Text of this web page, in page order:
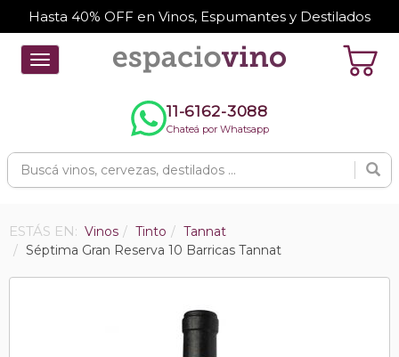
Hasta 40% OFF en Vinos, Espumantes y Destilados
Toggle
navigation
11-6162-3088
Chateá por Whatsapp
ESTÁS EN: Vinos Tinto
Tannat
Séptima Gran Reserva 10 Barricas Tannat